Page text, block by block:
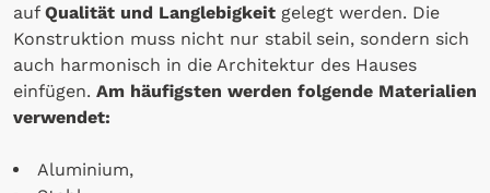
auf Qualität und Langlebigkeit gelegt werden. Die
Konstruktion muss nicht nur stabil sein, sondern sich
auch harmonisch in die Architektur des Hauses
einfügen. Am häufigsten werden folgende Materialien
verwendet:
Aluminium,